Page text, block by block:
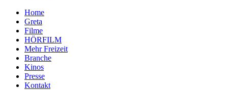
Home
Greta
Filme
HÖRFILM
Mehr Freizeit
Branche
Kinos
Presse
Kontakt